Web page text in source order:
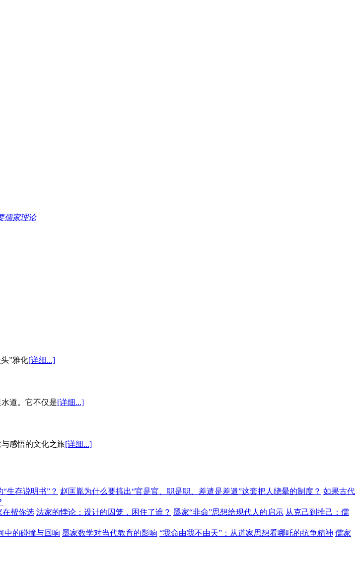
儒家理论
”雅化[详细...]
道。它不仅是[详细...]
感悟的文化之旅[详细...]
生存说明书”？ 赵匡胤为什么要搞出“官是官、职是职、差遣是差遣”这套把人绕晕的制度？ 如果古代
在帮你选 法家的悖论：设计的囚笼，困住了谁？ 墨家“非命”思想给现代人的启示 从克己到推己：儒
中的碰撞与回响 墨家数学对当代教育的影响 “我命由我不由天”：从道家思想看哪吒的抗争精神 儒家